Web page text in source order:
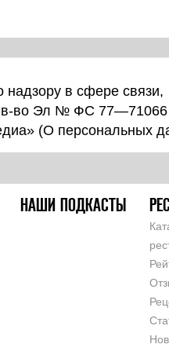
надзору в сфере связи,
во Эл № ФС 77—71066
(О персональных
НАШИ ПОДКАСТЫ